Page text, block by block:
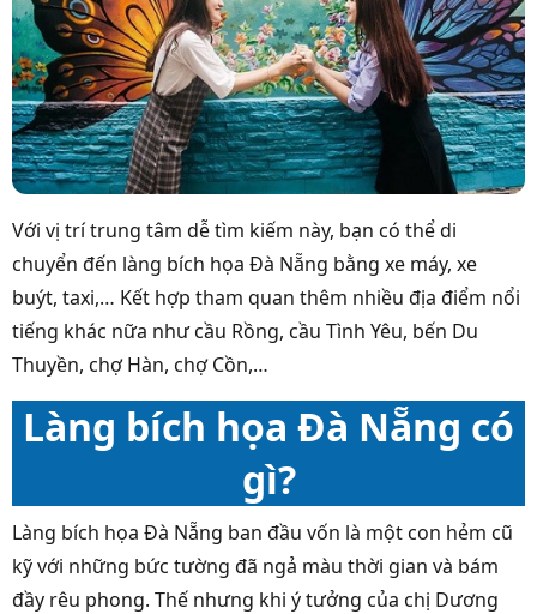
Với vị trí trung tâm dễ tìm kiếm này, bạn có thể di
chuyển đến làng bích họa Đà Nẵng bằng xe máy, xe
buýt, taxi,… Kết hợp tham quan thêm nhiều địa điểm nổi
tiếng khác nữa như cầu Rồng, cầu Tình Yêu, bến Du
Thuyền, chợ Hàn, chợ Cồn,…
Làng bích họa Đà Nẵng có
gì?
Làng bích họa Đà Nẵng ban đầu vốn là một con hẻm cũ
kỹ với những bức tường đã ngả màu thời gian và bám
đầy rêu phong. Thế nhưng khi ý tưởng của chị Dương